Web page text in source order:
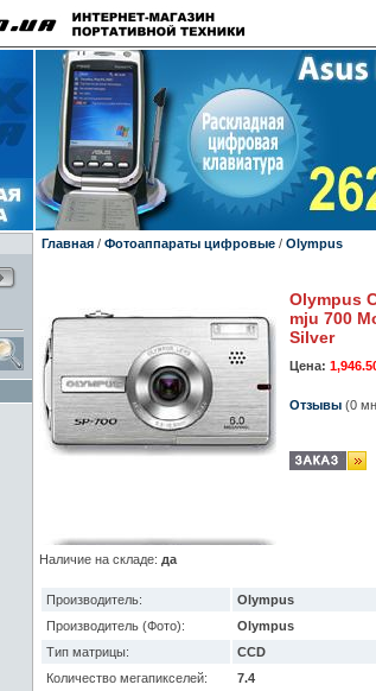
Главная/ Фотоаппараты цифровые/ Olympus
Olympus
mju 700
Silver
Цена:
Отзывы(0
Наличие на складе: да
Производитель:
Olympus
Производитель (Фото):
Olympus
Тип матрицы:
CCD
Количество мегапикселей:
7.4